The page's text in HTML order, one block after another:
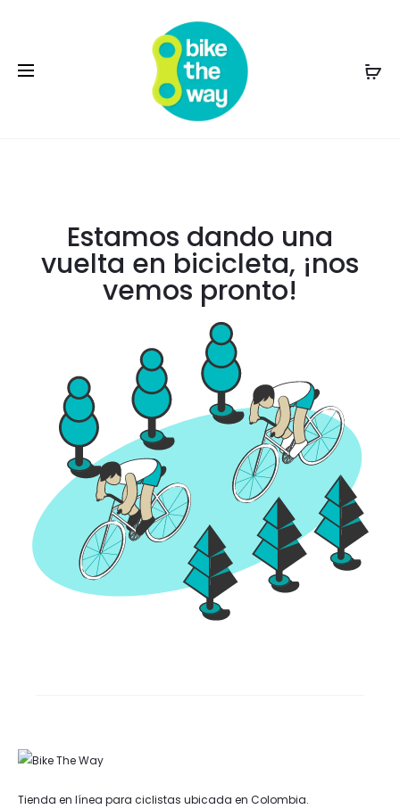
Estamos dando una
vuelta en bicicleta, ¡nos
vemos pronto!
Tienda en línea para ciclistas ubicada en Colombia.